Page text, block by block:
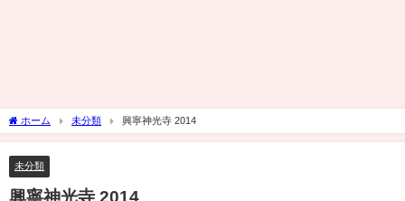
ホーム 未分類 興寧神光寺 2014
未分類
興寧神光寺 2014